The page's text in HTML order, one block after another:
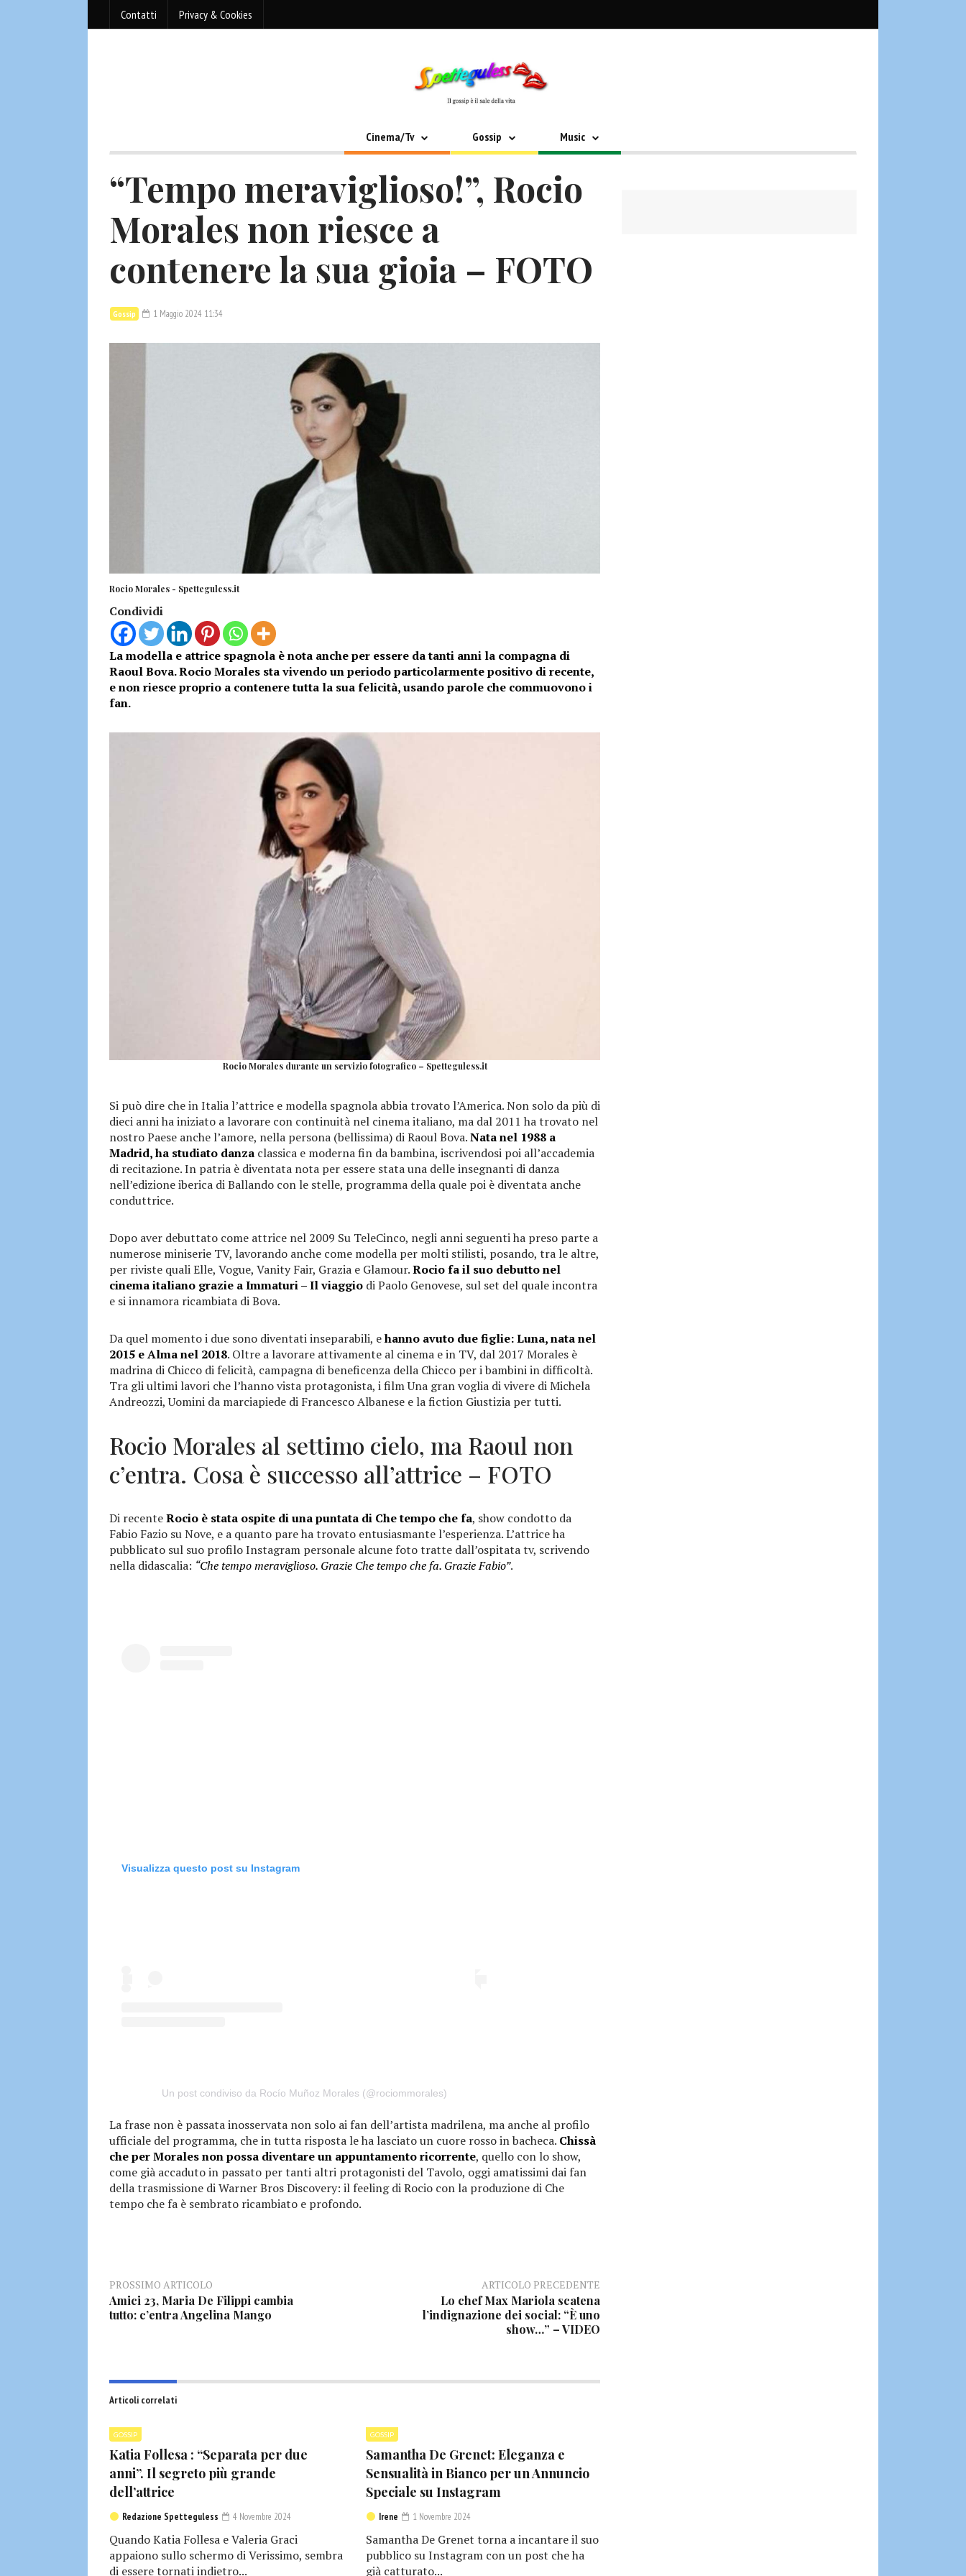
Contatti Privacy & Cookies
Cinema/Tv Gossip Music
“Tempo meraviglioso!”, Rocio
Morales non riesce a
contenere la sua gioia – FOTO
Gossip 1 Maggio 2024 11:34
Rocio Morales - Spetteguless.it
Condividi
La modella e attrice spagnola è nota anche per essere da tanti anni la compagna di
Raoul Bova. Rocio Morales sta vivendo un periodo particolarmente positivo di recente,
e non riesce proprio a contenere tutta la sua felicità, usando parole che commuovono i
fan.
Rocio Morales durante un servizio fotografico – Spetteguless.it
Si può dire che in Italia l’attrice e modella spagnola abbia trovato l’America. Non solo da più di
dieci anni ha iniziato a lavorare con continuità nel cinema italiano, ma dal 2011 ha trovato nel
nostro Paese anche l’amore, nella persona (bellissima) di Raoul Bova.Nata nel 1988 a
Madrid, ha studiato danza classica e moderna fin da bambina, iscrivendosi poi all’accademia
di recitazione. In patria è diventata nota per essere stata una delle insegnanti di danza
nell’edizione iberica di Ballando con le stelle, programma della quale poi è diventata anche
conduttrice.
Dopo aver debuttato come attrice nel 2009 Su TeleCinco, negli anni seguenti ha preso parte a
numerose miniserie TV, lavorando anche come modella per molti stilisti, posando, tra le altre,
per riviste quali Elle, Vogue, Vanity Fair, Grazia e Glamour.Rocio fa il suo debutto nel
cinema italiano grazie a Immaturi – Il viaggio di Paolo Genovese, sul set del quale incontra
e si innamora ricambiata di Bova.
Da quel momento i due sono diventati inseparabili, ehanno avuto due figlie: Luna, nata nel
2015 e Alma nel 2018. Oltre a lavorare attivamente al cinema e in TV, dal 2017 Morales è
madrina di Chicco di felicità, campagna di beneficenza della Chicco per i bambini in difficoltà.
Tra gli ultimi lavori che l’hanno vista protagonista, i film Una gran voglia di vivere di Michela
Andreozzi, Uomini da marciapiede di Francesco Albanese e la fiction Giustizia per tutti.
Rocio Morales al settimo cielo, ma Raoul non
c’entra. Cosa è successo all’attrice – FOTO
Di recenteRocio è stata ospite di una puntata di Che tempo che fa, show condotto da
Fabio Fazio su Nove, e a quanto pare ha trovato entusiasmante l’esperienza. L’attrice ha
pubblicato sul suo profilo Instagram personale alcune foto tratte dall’ospitata tv, scrivendo
nella didascalia: “Che tempo meraviglioso. Grazie Che tempo che fa. Grazie Fabio”.
Visualizza questo post su Instagram
Un post condiviso da Rocío Muñoz Morales (@rociommorales)
La frase non è passata inosservata non solo ai fan dell’artista madrilena, ma anche al profilo
ufficiale del programma, che in tutta risposta le ha lasciato un cuore rosso in bacheca. Chissà
che per Morales non possa diventare un appuntamento ricorrente, quello con lo show,
come già accaduto in passato per tanti altri protagonisti del Tavolo, oggi amatissimi dai fan
della trasmissione di Warner Bros Discovery: il feeling di Rocio con la produzione di Che
tempo che fa è sembrato ricambiato e profondo.
PROSSIMO ARTICOLO
Amici 23, Maria De Filippi cambia
tutto: c’entra Angelina Mango
ARTICOLO PRECEDENTE
Lo chef Max Mariola scatena
l’indignazione dei social: “È uno
show…” – VIDEO
Articoli correlati
GOSSIP
Katia Follesa : “Separata per due
anni”. Il segreto più grande
dell’attrice
Redazione Spetteguless 4 Novembre 2024
Quando Katia Follesa e Valeria Graci
appaiono sullo schermo di Verissimo, sembra
di essere tornati indietro...
GOSSIP
Samantha De Grenet: Eleganza e
Sensualità in Bianco per un Annuncio
Speciale su Instagram
Irene 1 Novembre 2024
Samantha De Grenet torna a incantare il suo
pubblico su Instagram con un post che ha
già catturato...